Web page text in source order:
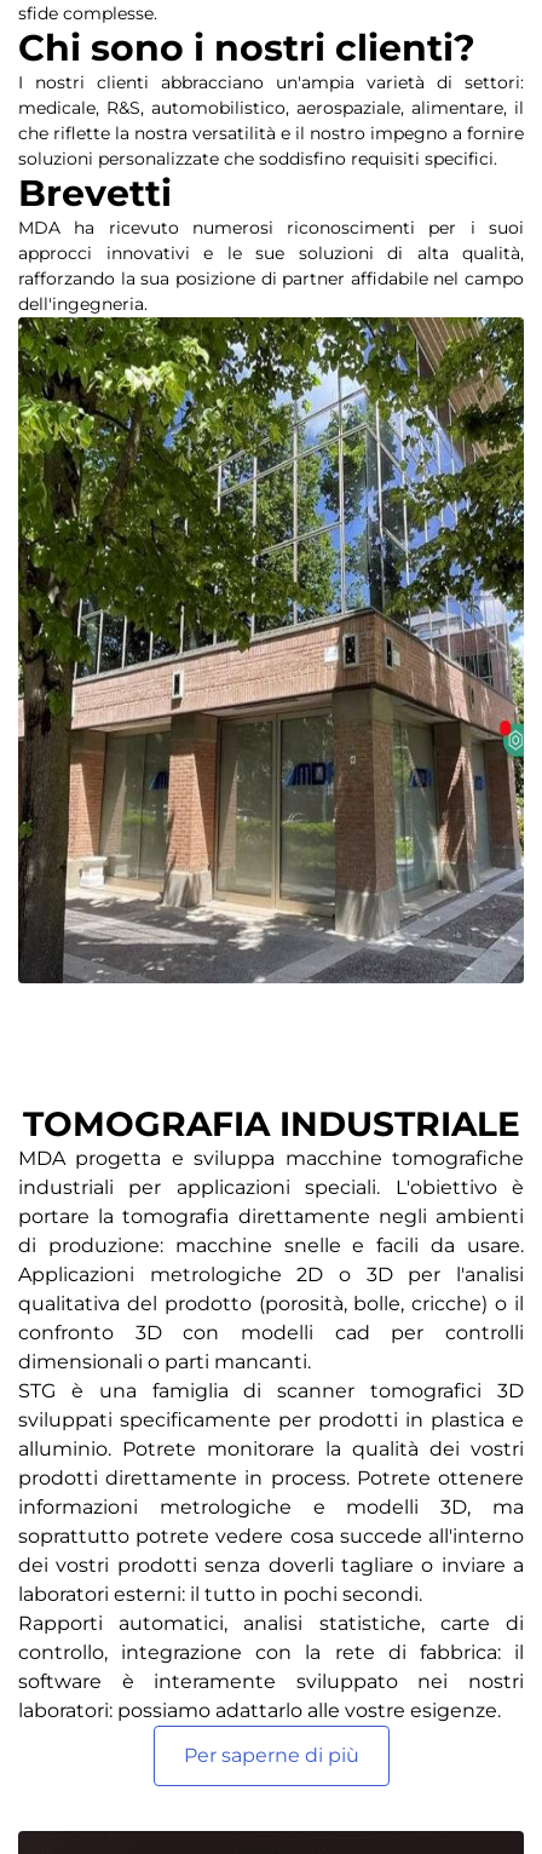
sfide complesse.
Chi sono i nostri clienti?
I nostri clienti abbracciano un'ampia varietà di settori:
medicale, R&S, automobilistico, aerospaziale, alimentare, il
che riflette la nostra versatilità e il nostro impegno a fornire
soluzioni personalizzate che soddisfino requisiti specifici.
Brevetti
MDA ha ricevuto numerosi riconoscimenti per i suoi
approcci innovativi e le sue soluzioni di alta qualità,
rafforzando la sua posizione di partner affidabile nel campo
dell'ingegneria.
TOMOGRAFIA INDUSTRIALE
MDA progetta e sviluppa macchine tomografiche
industriali per applicazioni speciali. L'obiettivo è
portare la tomografia direttamente negli ambienti
di produzione: macchine snelle e facili da usare.
Applicazioni metrologiche 2D o 3D per l'analisi
qualitativa del prodotto (porosità, bolle, cricche) o il
confronto 3D con modelli cad per controlli
dimensionali o parti mancanti.
STG è una famiglia di scanner tomografici 3D
sviluppati specificamente per prodotti in plastica e
alluminio. Potrete monitorare la qualità dei vostri
prodotti direttamente in process. Potrete ottenere
informazioni metrologiche e modelli 3D, ma
soprattutto potrete vedere cosa succede all'interno
dei vostri prodotti senza doverli tagliare o inviare a
laboratori esterni: il tutto in pochi secondi.
Rapporti automatici, analisi statistiche, carte di
controllo, integrazione con la rete di fabbrica: il
software è interamente sviluppato nei nostri
laboratori: possiamo adattarlo alle vostre esigenze.
Per saperne di più